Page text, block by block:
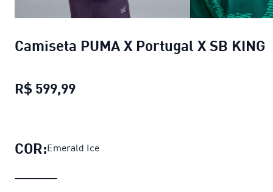
Camiseta PUMA X Portugal X SB KING
R$ 599,99
COR:Emerald Ice